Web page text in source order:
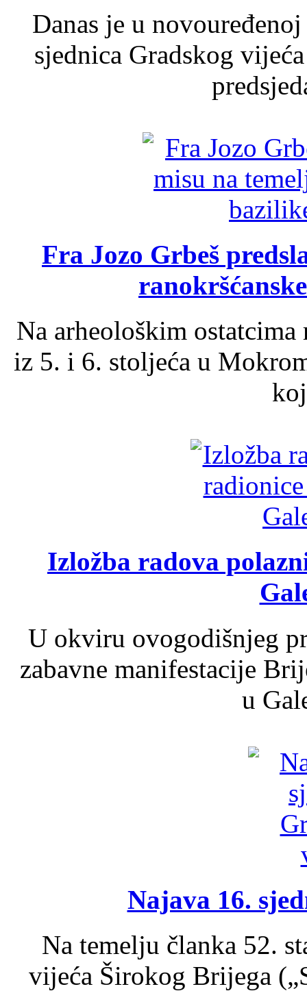
Danas je u
sjednica Gradskog
Fra Jozo Grbeš
Na arheološkim
iz 5. i 6. stoljeća u
Izložba radova
U okviru ovogodišnjeg
zabavne manifestacije
u
Najava 16.
Na temelju članka 52.
vijeća Širokog Brijega